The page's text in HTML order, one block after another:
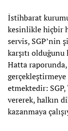
İstihbarat
kesinlikle hiçbir
servis, SGP’nin
karşıtı olduğunu
Hatta
gerçekleştirmeye
etmektedir:
vererek, halkın
kazanmaya